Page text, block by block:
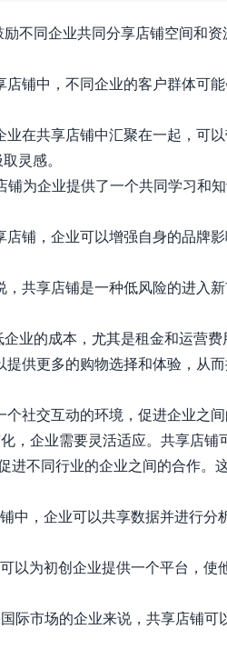
励不同企业共同分享店铺空间和
店铺中，不同企业的客户群体可
业在共享店铺中汇聚在一起，可
灵感。
铺为企业提供了一个共同学习和
店铺，企业可以增强自身的品牌
，共享店铺是一种低风险的进入
业的成本，尤其是租金和运营
提供更多的购物选择和体验，从
个社交互动的环境，促进企业之
，企业需要灵活适应。共享店铺
进不同行业的企业之间的合作。
中，企业可以共享数据并进行
以为初创企业提供一个平台，
际市场的企业来说，共享店铺